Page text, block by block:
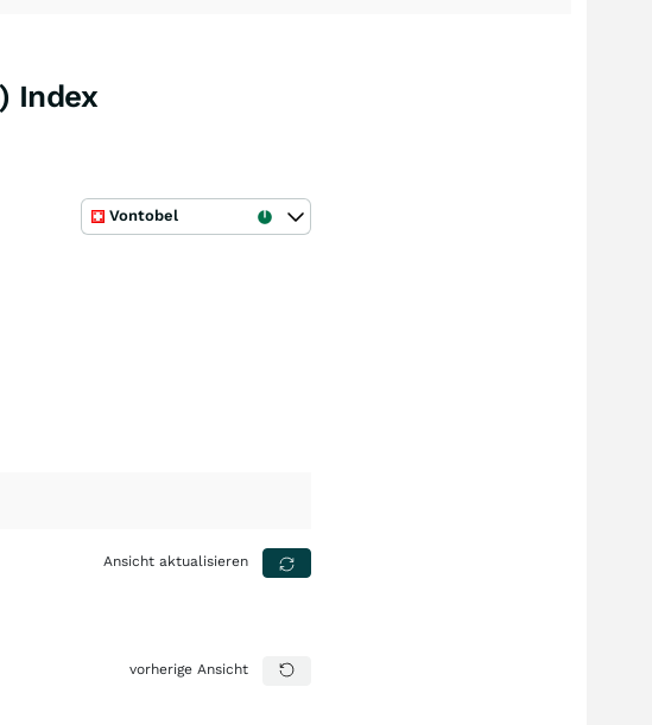
Index
Vontobel
Ansicht aktualisieren
vorherige Ansicht